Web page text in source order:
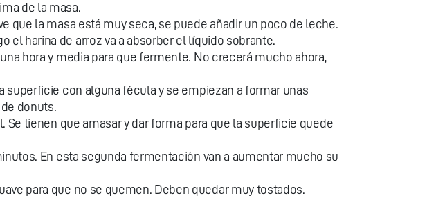
de la masa.
que la masa está muy seca, se puede añadir un poco de leche.
el harina de arroz va a absorber el líquido sobrante.
hora y media para que fermente. No crecerá mucho ahora,
superficie con alguna fécula y se empiezan a formar unas
donuts.
tienen que amasar y dar forma para que la superficie quede
En esta segunda fermentación van a aumentar mucho su
para que no se quemen. Deben quedar muy tostados.